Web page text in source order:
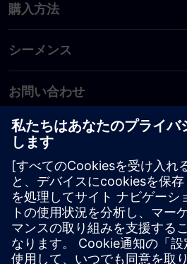
購入方法
シーメンス
お問い合わせ
PLM製品のお問い合わせ
EDA製品のお問い合わせ
世界各地の事業拠点
サポート・センター
ご意見・ご要望
違法コピーの連絡先